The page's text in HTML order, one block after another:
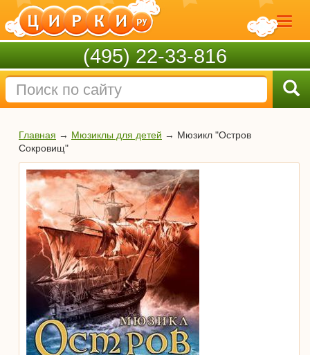
(495) 22-33-816
Главная → Мюзиклы для детей → Мюзикл "Остров
Сокровищ"